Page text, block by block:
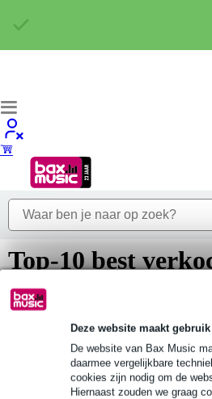
Deze website maakt
De website van Bax Music
daarmee vergelijkbare
cookies zijn nodig om de
Hiernaast zouden we graag
Top-10 best
koffers
Opzoek naar een cello koffer en
onze top 10 best verkochte cello
op zoek naar iets anders? Ga dan
Lees meer…
cello koffers